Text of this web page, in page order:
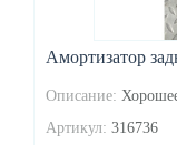
Амортизатор
Описание:
Артикул: 316736